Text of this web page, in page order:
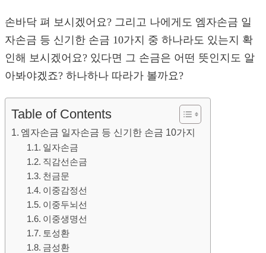
손바닥 펴 보시겠어요? 그리고 나에게도 엠자손금 일
자손금 등 신기한 손금 10가지 중 하나라도 있는지 확
인해 보시겠어요? 있다면 그 손금은 어떤 뜻인지도 알
아봐야겠죠? 하나하나 따라가 볼까요?
Table of Contents
엠자손금 일자손금 등 신기한 손금 10가지
일자손금
직감선손금
천금문
이중감정선
이중두뇌선
이중생명선
토성환
금성환